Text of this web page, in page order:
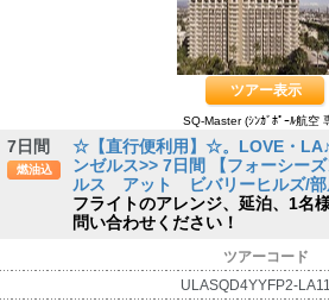
ツアー表示
SQ-Master (ｼﾝｶﾞﾎﾟｰﾙ航空
7日間
燃油込
☆【直行便利用】☆。LOVE・
ンゼルス>> 7日間 【フォーシー
ルス アット ビバリーヒルズ/部
フライトのアレンジ、延泊、1名
問い合わせください！
ツアーコード
ULASQD4YYFP2-